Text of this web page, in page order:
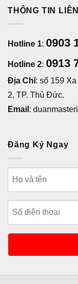
THÔNG TIN
Hotline 1: 0903
Hotline 2: 0913
Địa Chỉ: số 159
2, TP. Thủ Đức.
Email :
Đăng Ký Ngay